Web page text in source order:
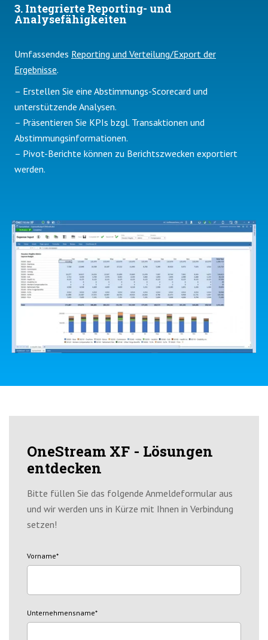
3. Integrierte Reporting- und
Analysefähigkeiten
Umfassendes Reporting und Verteilung/Export der
Ergebnisse.
– Erstellen Sie eine Abstimmungs-Scorecard und
unterstützende Analysen.
– Präsentieren Sie KPIs bzgl. Transaktionen und
Abstimmungsinformationen.
– Pivot-Berichte können zu Berichtszwecken exportiert
werden.
OneStream XF - Lösungen
entdecken
Bitte füllen Sie das folgende Anmeldeformular aus
und wir werden uns in Kürze mit Ihnen in Verbindung
setzen!
Vorname*
Unternehmensname*